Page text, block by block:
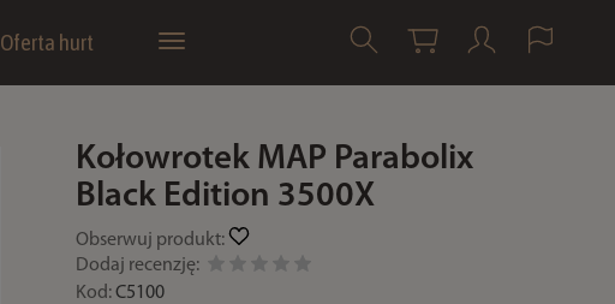
Oferta hurt
Kołowrotek MAP Parabolix
Black Edition 3500X
Obserwuj produkt:
Dodaj recenzję:
Kod: C5100